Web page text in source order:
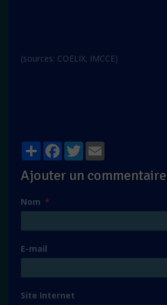
(sources: COELIX; IMCCE)
PartagerFacebook
TwitterEmail
Ajouter un commentaire
Nom
E-mail
Site Internet